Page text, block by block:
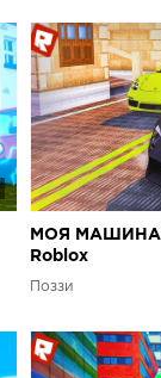
МОЯ МАШИНА
Roblox
Поззи